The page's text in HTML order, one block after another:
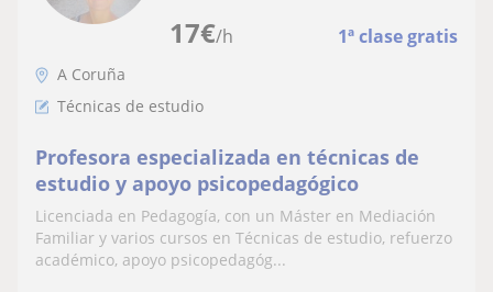
17€/h 1ª clase gratis
A Coruña
Técnicas de estudio
Profesora especializada en técnicas de
estudio y apoyo psicopedagógico
Licenciada en Pedagogía, con un Máster en Mediación
Familiar y varios cursos en Técnicas de estudio, refuerzo
académico, apoyo psicopedagóg...